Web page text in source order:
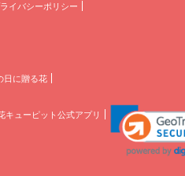
イバシーポリシー
日に贈る花
キューピット公式アプリ